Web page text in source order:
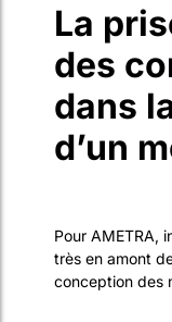
La
des
dans
d’un
Pour AMETRA,
très en amont
conception des